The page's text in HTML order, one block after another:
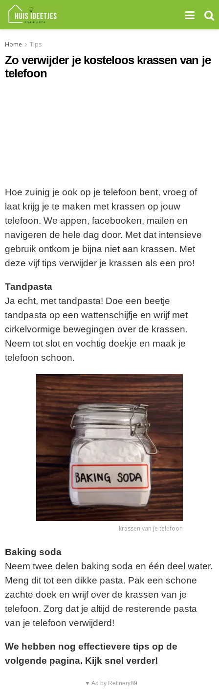
Home Tips
Zo verwijder je kosteloos krassen van je
telefoon
Hoe zuinig je ook op je telefoon bent, vroeg of
laat krijg je te maken met krassen op jouw
telefoon. We appen, facebooken, mailen en
navigeren de hele dag door. Met dat intensieve
gebruik ontkom je bijna niet aan krassen. Met
deze vijf tips verwijder je krassen als een pro!
Tandpasta
Ja echt, met tandpasta! Doe een beetje
tandpasta op een wattenschijfje en wrijf met
cirkelvormige bewegingen over de krassen.
Neem tot slot en vochtig doekje en maak je
telefoon schoon.
krassen van je telefoon
Baking soda
Neem twee delen baking soda en één deel water.
Meng dit tot een dikke pasta. Pak een schone
zachte doek en wrijf over de krassen van je
telefoon. Zorg dat je altijd de resterende pasta
van je telefoon verwijderd!
We hebben nog effectievere tips op de
volgende pagina. Kijk snel verder!
▼ Ad by Refinery89